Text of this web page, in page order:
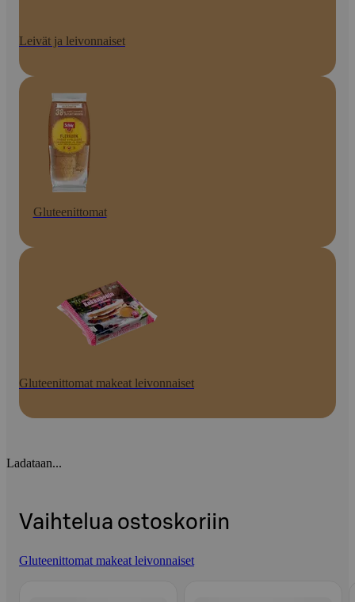
Leivät ja leivonnaiset
Gluteenittomat
Gluteenittomat makeat leivonnaiset
Ladataan...
Vaihtelua ostoskoriin
Gluteenittomat makeat leivonnaiset